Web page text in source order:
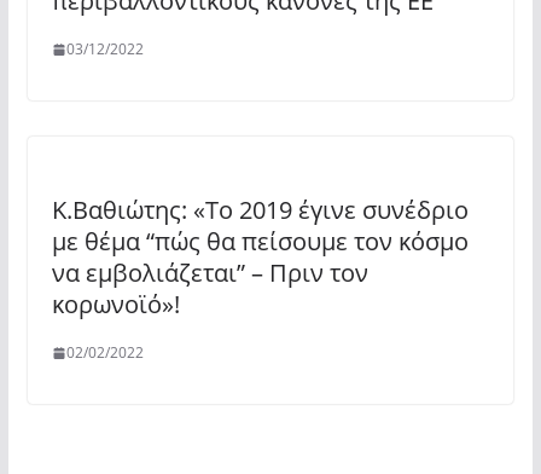
03/12/2022
Κ.Βαθιώτης: «Το 2019 έγινε συνέδριο
με θέμα “πώς θα πείσουμε τον κόσμο
να εμβολιάζεται” – Πριν τον
κορωνοϊό»!
02/02/2022